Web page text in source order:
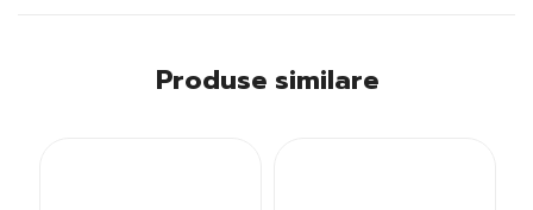
Produse similare